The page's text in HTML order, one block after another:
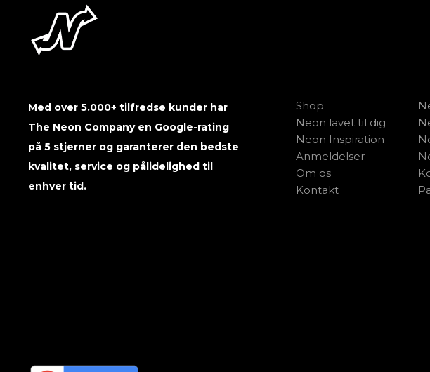
Med over 5.000+ tilfredse kunder har
The Neon Company en Google-rating
på 5 stjerner og garanterer den bedste
kvalitet, service og pålidelighed til
enhver tid.
Shop
Neon lavet til dig
Neon Inspiration
Anmeldelser
Om os
Kontakt